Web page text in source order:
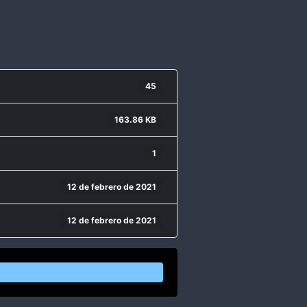
45
163.86 KB
1
12 de febrero de 2021
12 de febrero de 2021